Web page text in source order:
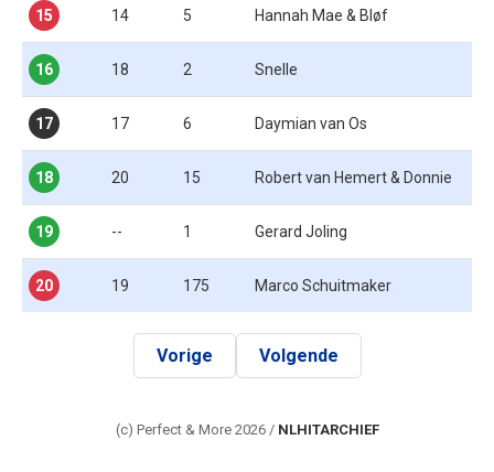
15 14 5 Hannah Mae & Bløf
16 18 2 Snelle
17 17 6 Daymian van Os
18 20 15 Robert van Hemert & Donnie
19 -- 1 Gerard Joling
20 19 175 Marco Schuitmaker
Vorige Volgende
(c) Perfect & More 2026 / NLHITARCHIEF